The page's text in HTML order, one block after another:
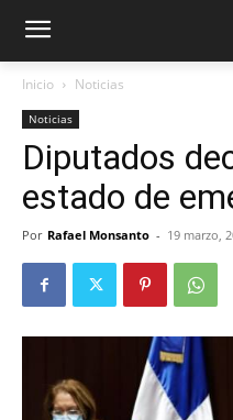
Inicio Noticias
Noticias
Diputados
estado de
Por Rafael Monsanto - 19 marzo,